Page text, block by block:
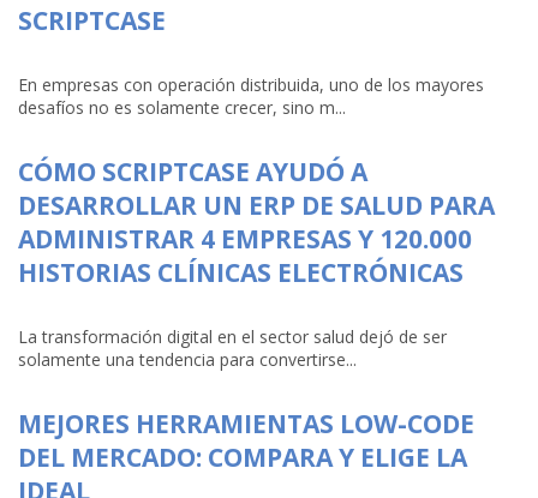
SCRIPTCASE
En empresas con operación distribuida, uno de los mayores
desafíos no es solamente crecer, sino m...
CÓMO SCRIPTCASE AYUDÓ A
DESARROLLAR UN ERP DE SALUD PARA
ADMINISTRAR 4 EMPRESAS Y 120.000
HISTORIAS CLÍNICAS ELECTRÓNICAS
La transformación digital en el sector salud dejó de ser
solamente una tendencia para convertirse...
MEJORES HERRAMIENTAS LOW-CODE
DEL MERCADO: COMPARA Y ELIGE LA
IDEAL